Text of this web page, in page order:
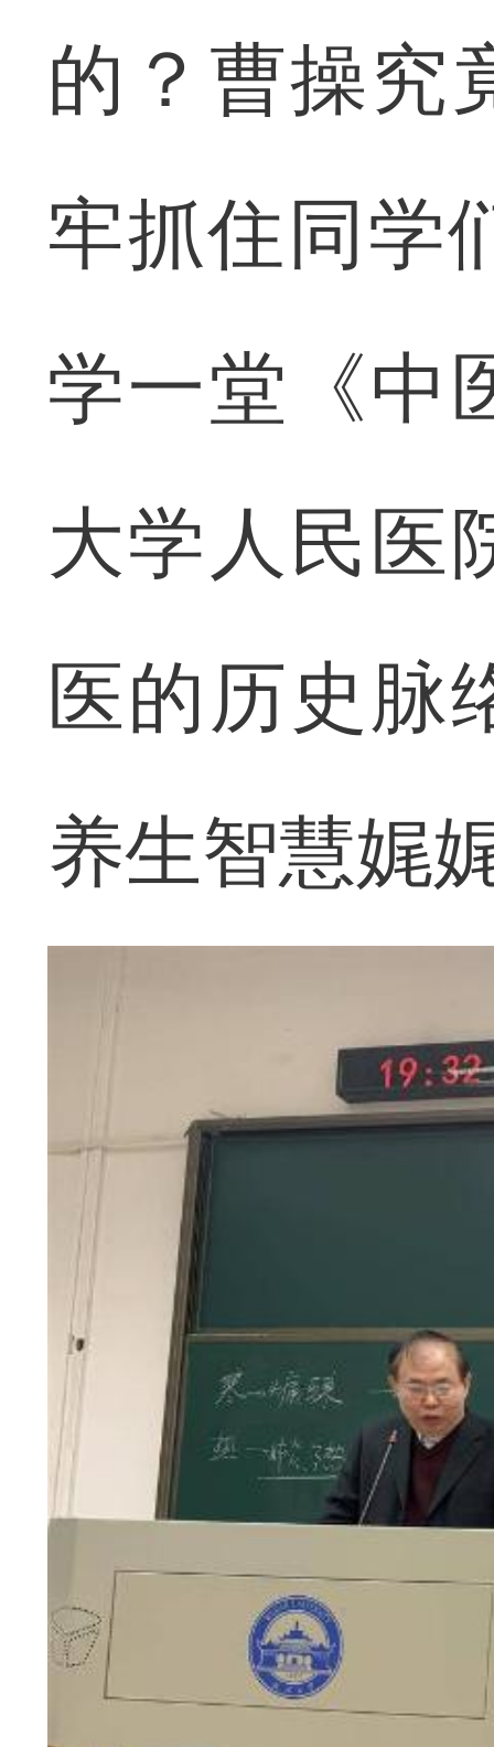
的？曹操究
牢抓住同学
学一堂《中
大学人民医
医的历史脉
养生智慧娓